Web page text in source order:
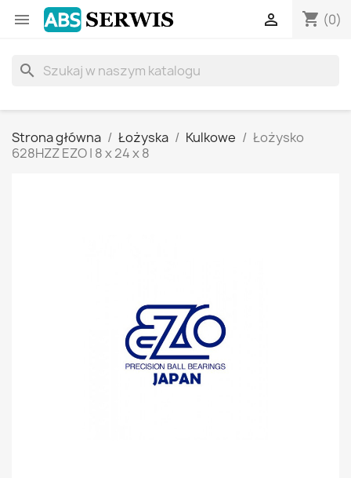
 shopping_cart (0)

search
Strona główna Łożyska Kulkowe
Łożysko
628HZZ EZO | 8 x 24 x 8